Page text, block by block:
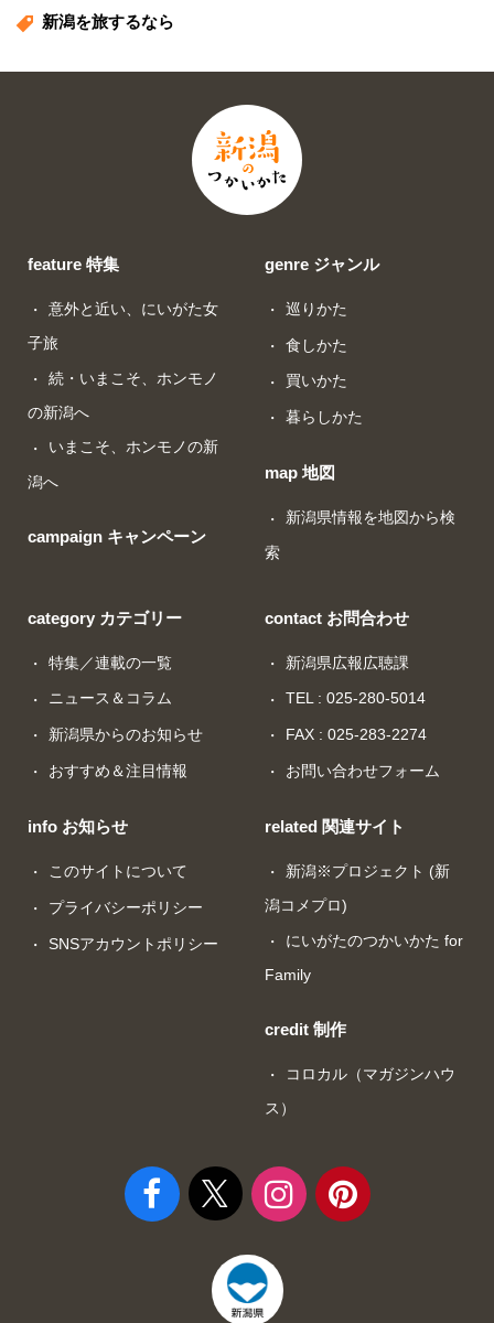
新潟を旅するなら
feature 特集
意外と近い、にいがた女
子旅
続・いまこそ、ホンモノ
の新潟へ
いまこそ、ホンモノの新
潟へ
campaign キャンペーン
genre ジャンル
巡りかた
食しかた
買いかた
暮らしかた
map 地図
新潟県情報を地図から検
索
category カテゴリー
特集／連載の一覧
ニュース＆コラム
新潟県からのお知らせ
おすすめ＆注目情報
info お知らせ
このサイトについて
プライバシーポリシー
SNSアカウントポリシー
contact お問合わせ
新潟県広報広聴課
TEL : 025-280-5014
FAX : 025-283-2274
お問い合わせフォーム
related 関連サイト
新潟※プロジェクト (新
潟コメプロ)
にいがたのつかいかた for
Family
credit 制作
コロカル（マガジンハウ
ス）